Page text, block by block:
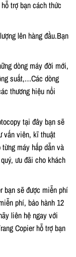
trợ bạn cách thức
lên hàng đầu.Bạn
dòng máy đời mới,
suất,…Các dòng
thương hiệu nổi
tại đây bạn sẽ
vấn viên, kĩ thuật
máy hấp dẫn và
ưu đãi cho khách
bạn sẽ được miễn phí
phí, bảo hành 12
liên hệ ngay với
Copier hỗ trợ bạn